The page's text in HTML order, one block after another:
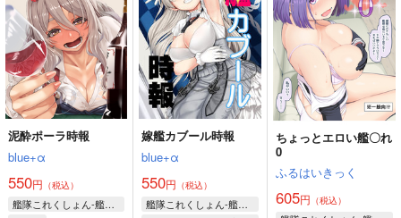
泥酔ポーラ時報
blue+α
550円 （税込）
艦隊これくしょん-艦これ-
嫁艦カブール時報
blue+α
550円 （税込）
艦隊これくしょん-艦これ-
ちょっとエロい艦〇れ
0
ふるはいきっく
605円 （税込）